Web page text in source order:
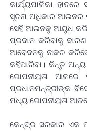
କାର୍ଯ୍ୟପାଳିକା
ସୂଚନା ଅଧିକାର ଆଇନର
ସେହି ଆଇନକୁ ଆୟୁଧ କରି
ପ୍ରଦାନ କରିବାକୁ
ଆବେଦନକୁ ନାକଚ
କହିପାରିବା। କିନ୍ତୁ
ଗୋପନୀୟତା ଆଳରେ
ପ୍ରଧାନମନ୍ତ୍ରୀଙ୍କ
ମଧ୍ୟ ଗୋପନୀୟତା
କେନ୍ଦ୍ର ସରକାର ଏକ